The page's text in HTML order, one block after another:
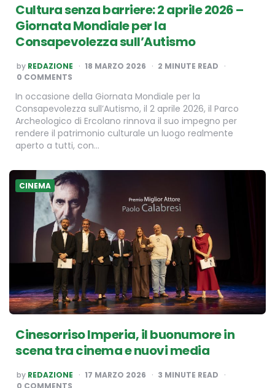
Cultura senza barriere: 2 aprile 2026 –
Giornata Mondiale per la
Consapevolezza sull’Autismo
POSTED
BY
by REDAZIONE 18 MARZO 2026 2 MINUTE READ
0 COMMENTS
In occasione della Giornata Mondiale per la
Consapevolezza sull’Autismo, il 2 aprile 2026, il Parco
Archeologico di Ercolano rinnova il suo impegno per
rendere il patrimonio culturale un luogo realmente
aperto a tutti, con…
CINEMA
Cinesorriso Imperia, il buonumore in
scena tra cinema e nuovi media
POSTED
BY
by REDAZIONE 17 MARZO 2026 3 MINUTE READ
0 COMMENTS